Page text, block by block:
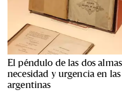
El péndulo de las dos
necesidad y urgencia en
argentinas